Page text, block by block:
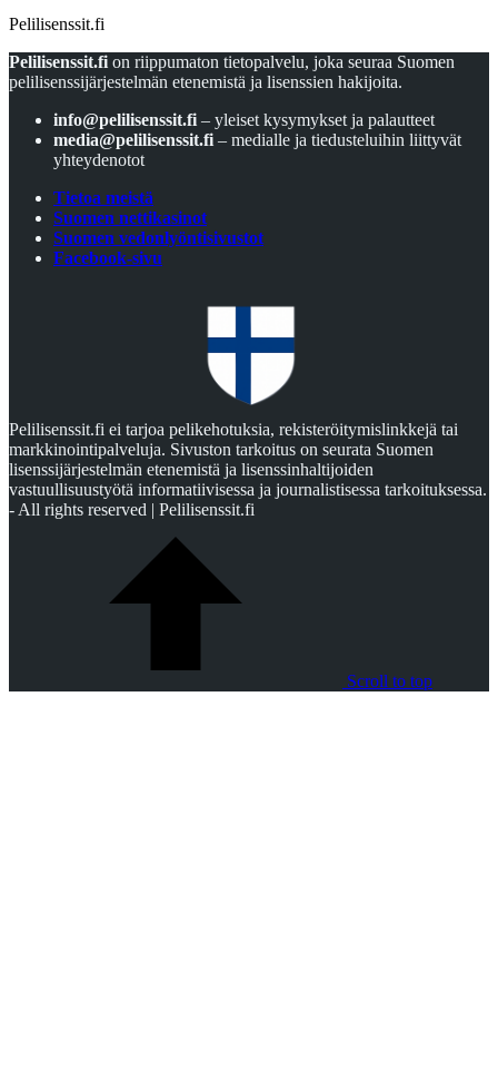
Pelilisenssit.fi
Pelilisenssit.fi on riippumaton tietopalvelu, joka seuraa Suomen
pelilisenssijärjestelmän etenemistä ja lisenssien hakijoita.
info@pelilisenssit.fi – yleiset kysymykset ja palautteet
media@pelilisenssit.fi – medialle ja tiedusteluihin liittyvät
yhteydenotot
Tietoa meistä
Suomen nettikasinot
Suomen vedonlyöntisivustot
Facebook-sivu
Pelilisenssit.fi ei tarjoa pelikehotuksia, rekisteröitymislinkkejä tai
markkinointipalveluja. Sivuston tarkoitus on seurata Suomen
lisenssijärjestelmän etenemistä ja lisenssinhaltijoiden
vastuullisuustyötä informatiivisessa ja journalistisessa tarkoituksessa.
- All rights reserved | Pelilisenssit.fi
Scroll to top